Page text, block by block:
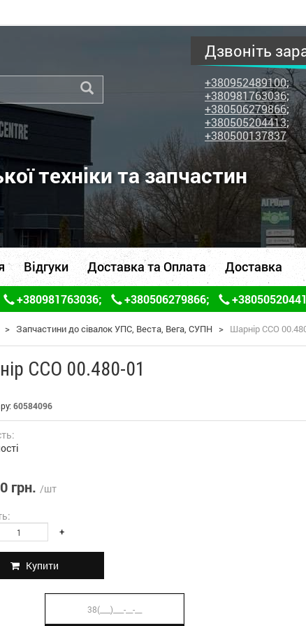
Дзвоніть
+380952489100;
+380981763036;
+380506279866;
+380505204413;
+380500137837
техніки та запчастин
Відгуки Доставка та Оплата Доставка
+380981763036; +380506279866;
> Запчастини до сівалок УПС, Веста, Вега, СУПН > Шарнір ССО
ССО 00.480-01
60584096
грн. /шт
+
Купити